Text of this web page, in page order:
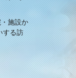
施設か
する訪